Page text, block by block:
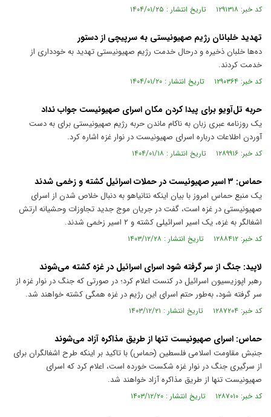
کد خبر: ۱۲۹۱۳۱۸ تاریخ انتشار : ۱۴۰۴/۰۱/۲۵
تهدید خلبانان رژیم صهیونیستی به سرپیچی از دستور
ده‌ها خلبان ذخیره و درحال خدمت رژیم صهیونیستی تهدید به خودداری از
خدمت کردند.
کد خبر: ۱۲۹۰۳۶۴ تاریخ انتشار : ۱۴۰۴/۰۱/۲۰
حربه تل‌آویو برای پیدا کردن مکان اسرای صهیونیست جواب نداد
یک روزنامه عبری زبان به ناکام ماندن حربه رژیم صهیونیستی برای به دست
آوردن اطلاعات درباره اسرای صهیونیست در نوار غزه اشاره کرد.
کد خبر: ۱۲۸۹۹۱۶ تاریخ انتشار : ۱۴۰۴/۰۱/۱۸
حماس: ۳ اسیر صهیونیست در حملات اسرائیل کشته و زخمی شدند
یک منبع حماس امروز با بیان اینکه نتانیاهو به دنبال خلاص شدن از اسرای
صهیونیستی در غزه است، گفت در جریان موج جدید تجاوزات وحشیانه ارتش
اشغالگر به غزه، یک اسیر اسرائیلی کشته و ۲ اسیر زخمی شدند.
کد خبر: ۱۲۸۸۴۱۲ تاریخ انتشار : ۱۴۰۳/۱۲/۲۸
لاپید: جنگ از سر گرفته شود اسرای اسرائیل در غزه کشته می‌شوند
رهبر اپوزیسیون اسرائیل در کنست اعلام کرد؛ در صورتی که جنگ در نوار غزه از
سر گرفته شود، به‌طور حتم اسرای این رژیم در غزه همگی کشته خواهند شد.
کد خبر: ۱۲۸۷۲۰۴ تاریخ انتشار : ۱۴۰۳/۱۲/۲۱
حماس: اسرای صهیونیست تنها از طریق مذاکره آزاد می‌شوند
جنبش مقاومت اسلامی فلسطین (حماس) با تاکید بر اینکه طرح اشغالگران برای
از سرگیری جنگ در نوار غزه شکست خورده است، اعلام کرد که اسرای
صهیونیست تنها از طریق مذاکره آزاد خواهند شد.
کد خبر: ۱۲۸۷۰۱۰ تاریخ انتشار : ۱۴۰۳/۱۲/۲۰